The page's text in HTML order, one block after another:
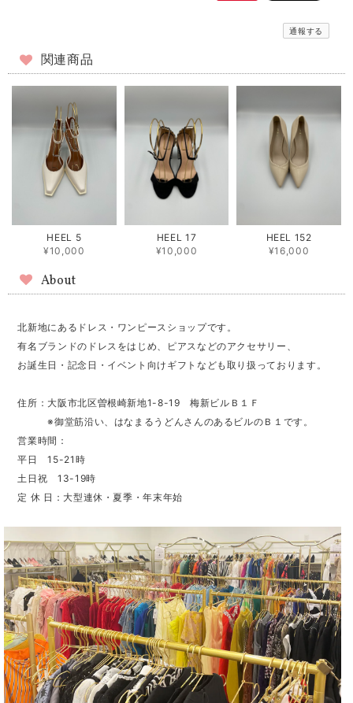
通報する
関連商品
HEEL 5
¥10,000
HEEL 17
¥10,000
HEEL 152
¥16,000
About
北新地にあるドレス・ワンピースショップです。
有名ブランドのドレスをはじめ、ピアスなどのアクセサリー、
お誕生日・記念日・イベント向けギフトなども取り扱っております。
住所：大阪市北区曽根崎新地1-8-19 梅新ビルＢ１Ｆ
※御堂筋沿い、はなまるうどんさんのあるビルのＢ１です。
営業時間：
平日 15-21時
土日祝 13-19時
定 休 日：大型連休・夏季・年末年始